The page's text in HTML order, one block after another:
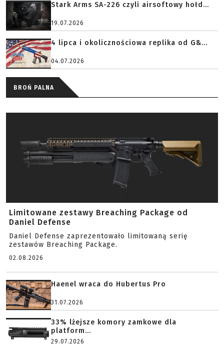
Stark Arms SA-226 czyli airsoftowy hołd...
19.07.2026
4 lipca i okolicznościowa replika od G&...
04.07.2026
BROŃ PALNA
Limitowane zestawy Breaching Package od
Daniel Defense
Daniel Defense zaprezentowało limitowaną serię
zestawów Breaching Package.
02.08.2026
Haenel wraca do Hubertus Pro
31.07.2026
33% lżejsze komory zamkowe dla
platform...
29.07.2026